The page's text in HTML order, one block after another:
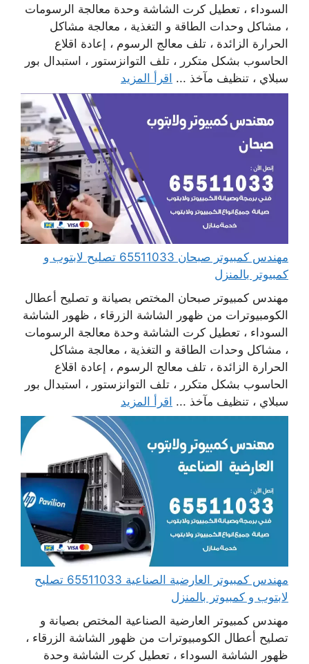
السوداء ، تعطيل كرت الشاشة وحدة معالجة الرسومات
، مشاكل وحدات الطاقة و التغذية ، معالجة مشاكل
الحرارة الزائدة ، تلف معالج الرسوم ، إعادة اقلاع
الحاسوب بشكل متكرر ، تلف التوانزستور ، استبدال بور
سبلاي ، تنظيف مآخذ ... اقرأ المزيد
مهندس كمبيوتر صبحان 65511033 تصليح لابتوب و
كمبيوتر بالمنزل
مهندس كمبيوتر صبحان المختص بصيانة و تصليح أعطال
الكومبيوترات من ظهور الشاشة الزرقاء ، ظهور الشاشة
السوداء ، تعطيل كرت الشاشة وحدة معالجة الرسومات
، مشاكل وحدات الطاقة و التغذية ، معالجة مشاكل
الحرارة الزائدة ، تلف معالج الرسوم ، إعادة اقلاع
الحاسوب بشكل متكرر ، تلف التوانزستور ، استبدال بور
سبلاي ، تنظيف مآخذ ... اقرأ المزيد
مهندس كمبيوتر العارضية الصناعية 65511033 تصليح
لابتوب و كمبيوتر بالمنزل
مهندس كمبيوتر العارضية الصناعية المختص بصيانة و
تصليح أعطال الكومبيوترات من ظهور الشاشة الزرقاء ،
ظهور الشاشة السوداء ، تعطيل كرت الشاشة وحدة